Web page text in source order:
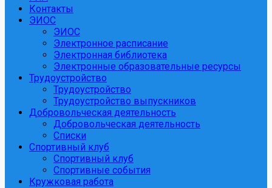
Контакты
ЭИОС
ЭИОС
Электронное расписание
Электронная библиотека
Электронные образовательные ресурсы
Трудоустройство
Трудоустройство
Трудоустройство выпускников
Добровольческая деятельность
Добровольческая деятельность
Списки
Спортивный клуб
Спортивный клуб
Спортивные события
Кружковая работа